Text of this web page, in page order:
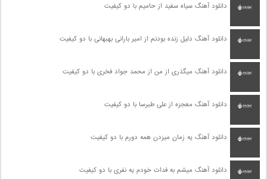
دانلود آهنگ سیاه سفید از حامیم با دو کیفیت
دانلود آهنگ دلیل زنده بودنم از امیر بارانی بهبهانی با دو کیفیت
دانلود آهنگ میگذری از من از محمد جواد فخری با دو کیفیت
دانلود آهنگ معجزه از علی طبرسا با دو کیفیت
دانلود آهنگ یه زمان میزدن همه دورم با دو کیفیت
دانلود آهنگ میشم به فدات خودم یه نفری با دو کیفیت